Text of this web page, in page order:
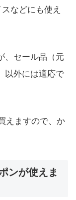
などにも使え
、セール品（元
以外には適応で
えますので、か
ンが使えま